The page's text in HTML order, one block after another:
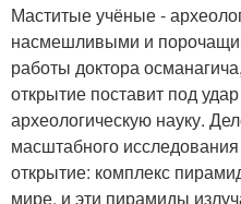
Маститые учёные -
насмешливыми и
работы доктора
открытие поставит под
археологическую науку.
масштабного
открытие: комплекс
мире, и эти пирамиды